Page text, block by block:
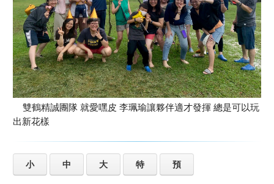
雙鶴精誠團隊 就愛嘿皮 李珮瑜讓夥伴適才發揮 總是可以玩
出新花樣
小 中 大 特 預